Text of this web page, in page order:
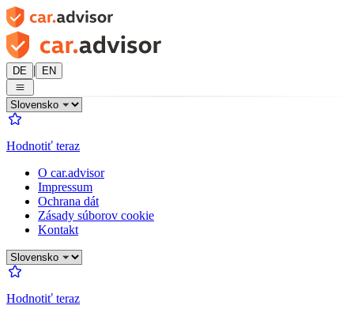
DE | EN
Hodnotiť teraz
O car.advisor
Impressum
Ochrana dát
Zásady súborov cookie
Kontakt
Hodnotiť teraz